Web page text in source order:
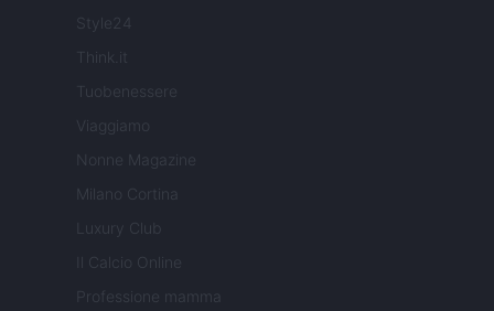
Style24
Think.it
Tuobenessere
Viaggiamo
Nonne Magazine
Milano Cortina
Luxury Club
Il Calcio Online
Professione mamma